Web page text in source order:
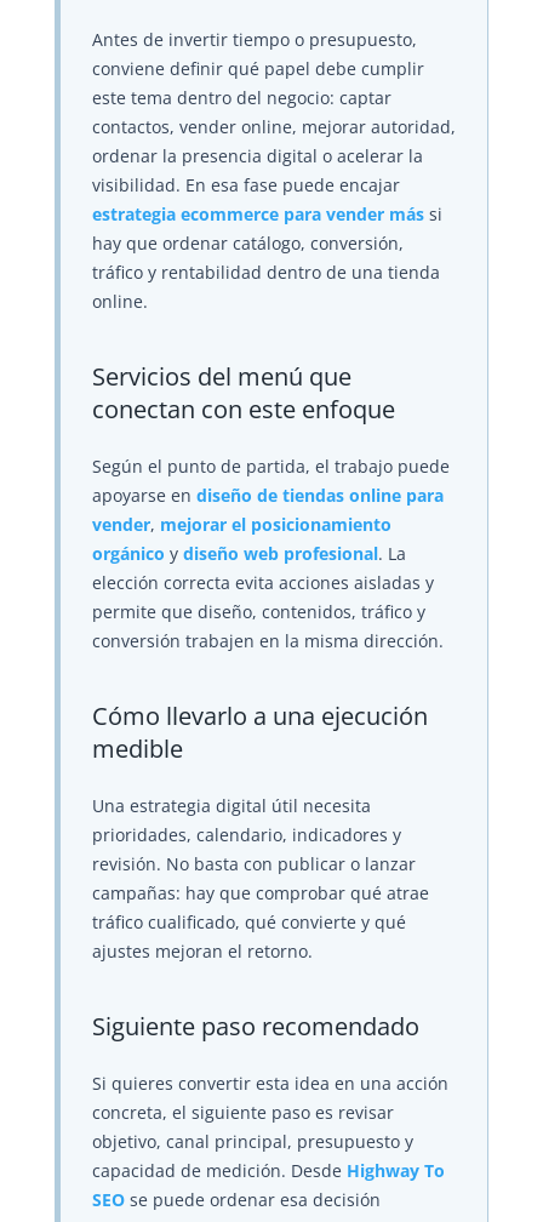
Antes de invertir tiempo o presupuesto,
conviene definir qué papel debe cumplir
este tema dentro del negocio: captar
contactos, vender online, mejorar autoridad,
ordenar la presencia digital o acelerar la
visibilidad. En esa fase puede encajar
estrategia ecommerce para vender mássi
hay que ordenar catálogo, conversión,
tráfico y rentabilidad dentro de una tienda
online.
Servicios del menú que
conectan con este enfoque
Según el punto de partida, el trabajo puede
apoyarse en diseño de tiendas online para
vender, mejorar el posicionamiento
orgánico y diseño web profesional. La
elección correcta evita acciones aisladas y
permite que diseño, contenidos, tráfico y
conversión trabajen en la misma dirección.
Cómo llevarlo a una ejecución
medible
Una estrategia digital útil necesita
prioridades, calendario, indicadores y
revisión. No basta con publicar o lanzar
campañas: hay que comprobar qué atrae
tráfico cualificado, qué convierte y qué
ajustes mejoran el retorno.
Siguiente paso recomendado
Si quieres convertir esta idea en una acción
concreta, el siguiente paso es revisar
objetivo, canal principal, presupuesto y
capacidad de medición. Desde Highway To
SEOse puede ordenar esa decisión